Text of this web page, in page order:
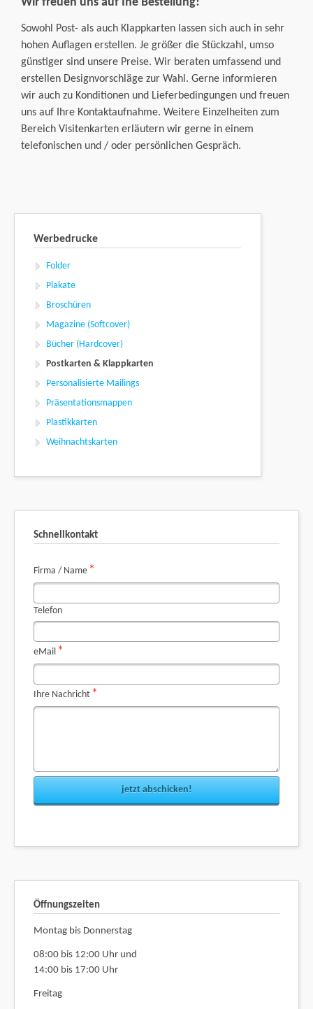
Sowohl Post- als auch Klappkarten lassen sich auch in sehr
hohen Auflagen erstellen. Je größer die Stückzahl, umso
günstiger sind unsere Preise. Wir beraten umfassend und
erstellen Designvorschläge zur Wahl. Gerne informieren
wir auch zu Konditionen und Lieferbedingungen und freuen
uns auf Ihre Kontaktaufnahme. Weitere Einzelheiten zum
Bereich Visitenkarten erläutern wir gerne in einem
telefonischen und / oder persönlichen Gespräch.
Werbedrucke
Folder
Plakate
Broschüren
Magazine (Softcover)
Bücher (Hardcover)
Postkarten & Klappkarten
Personalisierte Mailings
Präsentationsmappen
Plastikkarten
Weihnachtskarten
Schnellkontakt
Pflichtfeld
Firma / Name *
Telefon
Pflichtfeld
eMail *
Pflichtfeld
Ihre Nachricht *
jetzt abschicken!
Öffnungszeiten
Montag bis Donnerstag
08:00 bis 12:00 Uhr und
14:00 bis 17:00 Uhr
Freitag